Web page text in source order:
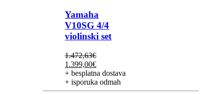
Yamaha
V10SG 4/4
violinski set
1.472,63€
Izvorna
cijena
bila
je:
1.399,00€Trenutna
cijena
je:
1.399,00€.
+ besplatna dostava
+ isporuka odmah